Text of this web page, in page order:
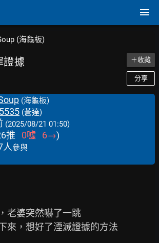
(海龜板)
證據 ＋收藏
分享
(海龜板)
(蒼達)
(2025/08/21 01:50)
推 0噓 6→)
人參與
老婆突然嚇了一跳
來，想好了湮滅證據的方法